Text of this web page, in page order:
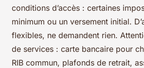
conditions d’accès : certaines
minimum ou un versement initial.
flexibles, ne demandent rien.
de services : carte bancaire pour
RIB commun, plafonds de retrait,